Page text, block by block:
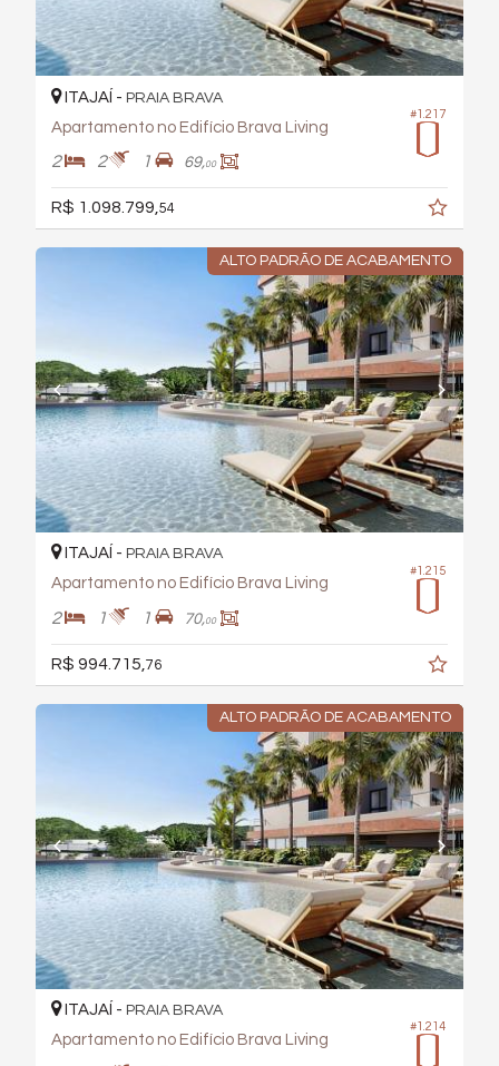
#1.217
ITAJAÍ - PRAIA BRAVA
Apartamento no Edifício Brava Living
2 2 1 69,00
R$ 1.098.799, 54
ALTO PADRÃO DE ACABAMENTO
#1.215
ITAJAÍ - PRAIA BRAVA
Apartamento no Edifício Brava Living
2 1 1 70,00
R$ 994.715, 76
ALTO PADRÃO DE ACABAMENTO
#1.214
ITAJAÍ - PRAIA BRAVA
Apartamento no Edifício Brava Living